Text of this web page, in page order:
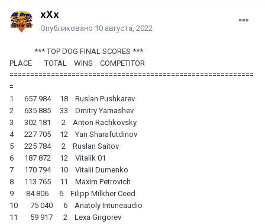
xXx
Опубликовано 10 августа, 2022
*** TOP DOG FINAL SCORES ***
PLACE TOTAL WINS COMPETITOR
===========================================================
=
1 657 984 18 Ruslan Pushkarev
2 635 885 33 Dmitry Yamashev
3 302 181 2 Anton Rachkovsky
4 227 705 12 Yan Sharafutdinov
5 225 784 2 Ruslan Saitov
6 187 872 12 Vitalik 01
7 170 794 10 Vitalii Dumenko
8 113 765 11 Maxim Petrovich
9 84 806 6 Filipp Milkher Ceed
10 75 040 6 Anatoly Intuneaudio
11 59 917 2 Lexa Grigorev